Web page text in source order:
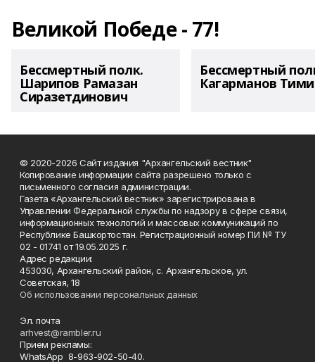
Великой Победе - 77!
Бессмертный полк.
Шарипов Рамазан
Сиразетдинович
Бессмертный
Кагарманов
© 2020-2026 Сайт издания "Архангельский вестник"
Копирование информации сайта разрешено только с
письменного согласия администрации.
Газета «Архангельский вестник» зарегистрирована в
Управлении Федеральной службы по надзору в сфере связи,
информационных технологий и массовых коммуникаций по
Республике Башкортостан. Регистрационный номер ПИ № ТУ
02 - 01741 от 19.05.2025 г.
Адрес редакции:
453030, Архангельский район, с. Архангельское, ул.
Советская, 18
Об использовании персональных данных
Эл. почта
arhvest@rambler.ru
Прием рекламы:
WhatsApp 8-963-902-50-40.